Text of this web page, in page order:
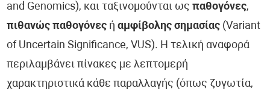
and Genomics), και ταξινομούνται ωςπαθογόνες,
πιθανώς παθογόνες ήαμφίβολης σημασίας (Variant
of Uncertain Significance, VUS). Η τελική αναφορά
περιλαμβάνει πίνακες με λεπτομερή
χαρακτηριστικά κάθε παραλλαγής (όπως ζυγωτία,